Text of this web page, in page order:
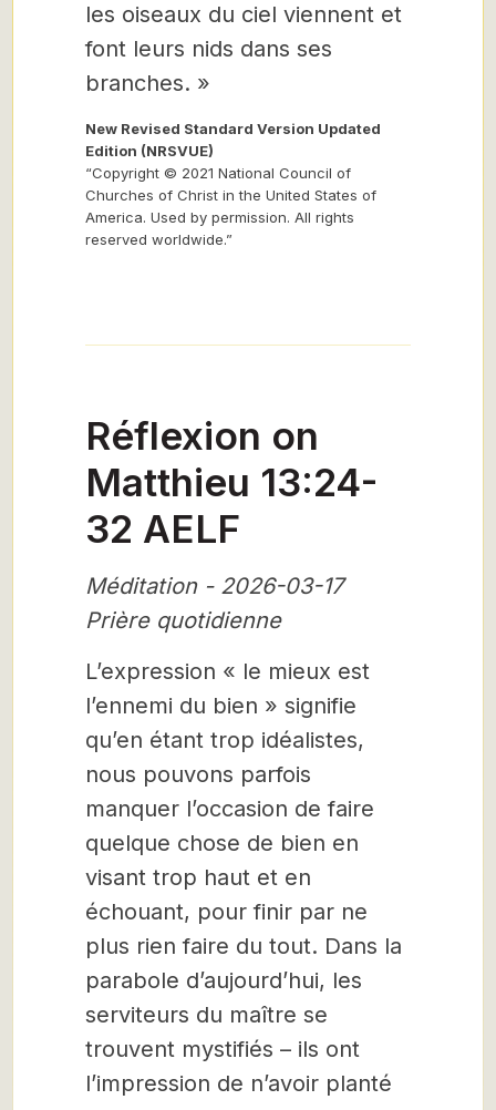
les oiseaux du ciel viennent et
font leurs nids dans ses
branches. »
New Revised Standard Version Updated
Edition (NRSVUE)
“Copyright © 2021 National Council of
Churches of Christ in the United States of
America. Used by permission. All rights
reserved worldwide.”
Réflexion on
Matthieu 13:24-
32 AELF
Méditation - 2026-03-17
Prière quotidienne
L’expression « le mieux est
l’ennemi du bien » signifie
qu’en étant trop idéalistes,
nous pouvons parfois
manquer l’occasion de faire
quelque chose de bien en
visant trop haut et en
échouant, pour finir par ne
plus rien faire du tout. Dans la
parabole d’aujourd’hui, les
serviteurs du maître se
trouvent mystifiés – ils ont
l’impression de n’avoir planté